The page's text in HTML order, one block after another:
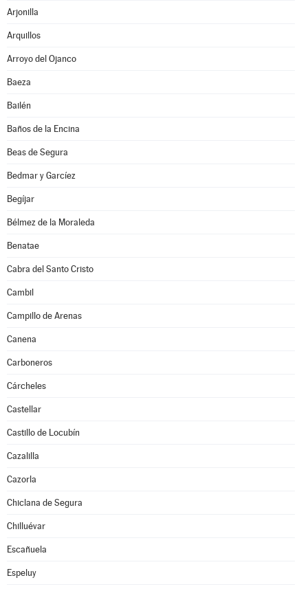
Arjonilla
Arquillos
Arroyo del Ojanco
Baeza
Bailén
Baños de la Encina
Beas de Segura
Bedmar y Garcíez
Begíjar
Bélmez de la Moraleda
Benatae
Cabra del Santo Cristo
Cambil
Campillo de Arenas
Canena
Carboneros
Cárcheles
Castellar
Castillo de Locubín
Cazalilla
Cazorla
Chiclana de Segura
Chilluévar
Escañuela
Espeluy